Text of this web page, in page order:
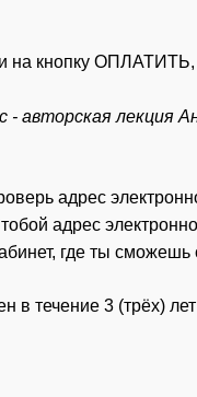
на кнопку
авторская лекция
адрес
адрес
где ты сможешь
в течение 3 (трёх)